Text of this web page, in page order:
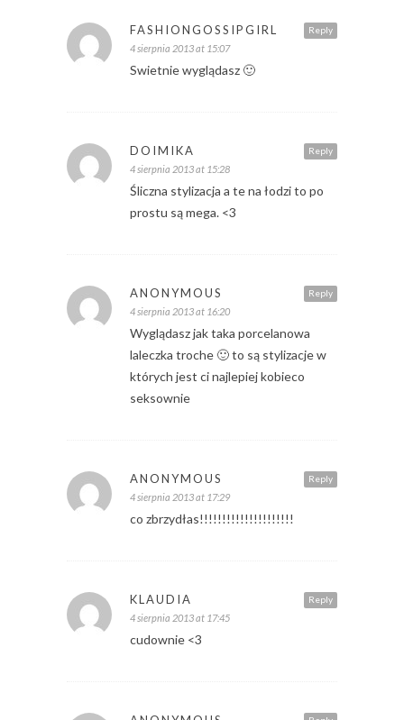
Reply
FASHIONGOSSIPGIRL
4 sierpnia 2013 at 15:07
Swietnie wyglądasz 🙂
Reply
DOIMIKA
4 sierpnia 2013 at 15:28
Śliczna stylizacja a te na łodzi to po
prostu są mega. <3
Reply
ANONYMOUS
4 sierpnia 2013 at 16:20
Wyglądasz jak taka porcelanowa
laleczka troche 🙂 to są stylizacje w
których jest ci najlepiej kobieco
seksownie
Reply
ANONYMOUS
4 sierpnia 2013 at 17:29
co zbrzydłas!!!!!!!!!!!!!!!!!!!!!
Reply
KLAUDIA
4 sierpnia 2013 at 17:45
cudownie <3